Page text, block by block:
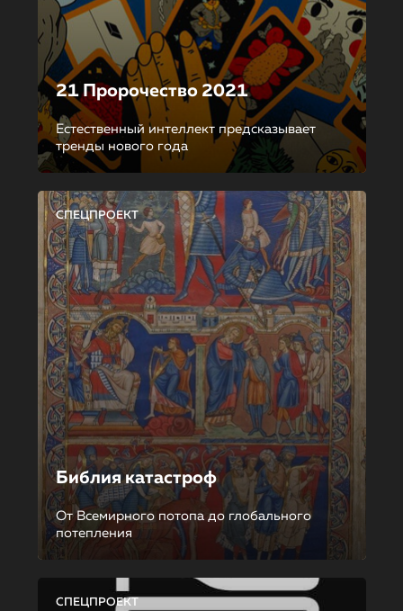
21 Пророчество 2021
Естественный интеллект предсказывает
тренды нового года
СПЕЦПРОЕКТ
Библия катастроф
От Всемирного потопа до глобального
потепления
СПЕЦПРОЕКТ